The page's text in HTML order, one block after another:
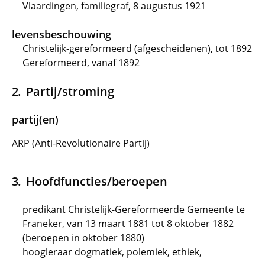
Vlaardingen, familiegraf, 8 augustus 1921
levensbeschouwing
Christelijk-gereformeerd (afgescheidenen), tot 1892
Gereformeerd, vanaf 1892
Partij/stroming
partij(en)
ARP (Anti-Revolutionaire Partij)
Hoofdfuncties/beroepen
predikant Christelijk-Gereformeerde Gemeente te
Franeker, van 13 maart 1881 tot 8 oktober 1882
(beroepen in oktober 1880)
hoogleraar dogmatiek, polemiek, ethiek,